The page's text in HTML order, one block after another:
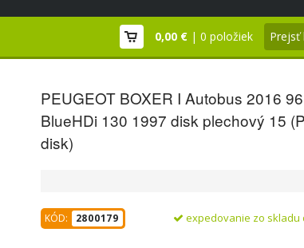
0,00 € | 0 položiek Prejsť
PEUGEOT BOXER I Autobus 2016
BlueHDi 130 1997 disk plechový 15
disk)
KÓD: 2800179 expedovanie zo skladu